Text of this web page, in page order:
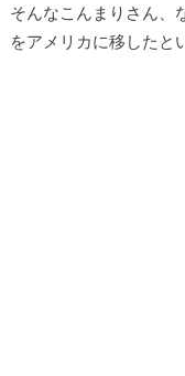
そんなこんまりさん、
をアメリカに移したと